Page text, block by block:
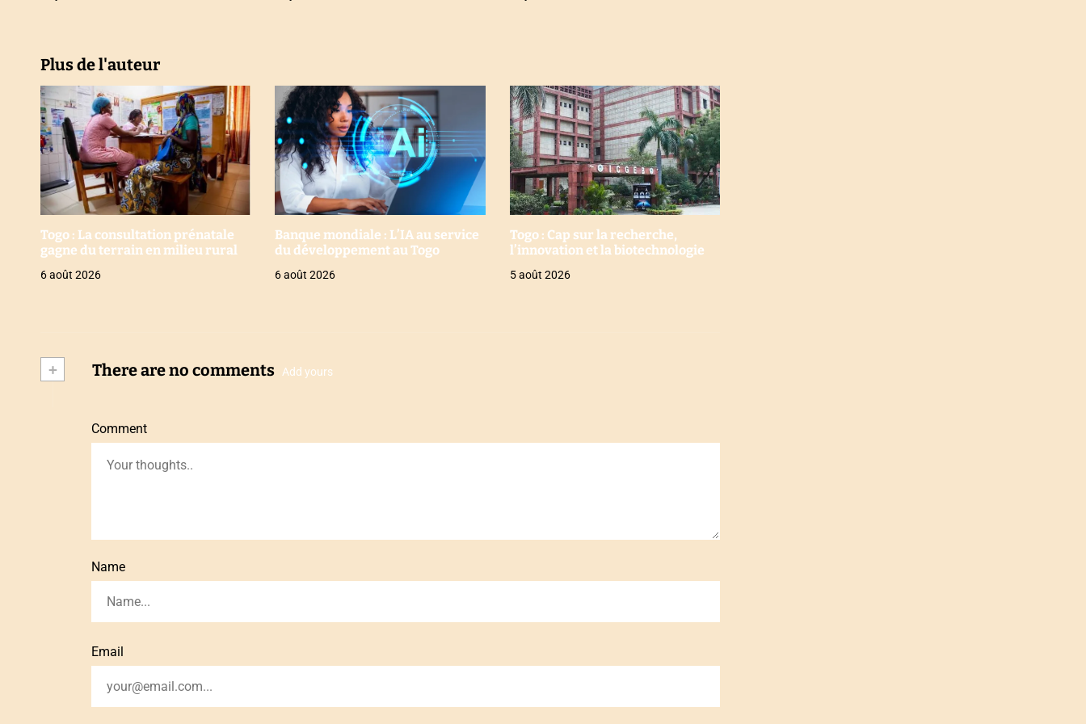
l
e
Plus de l'auteur
Togo : La consultation prénatale
gagne du terrain en milieu rural
6 août 2026
Banque mondiale : L’IA au service
du développement au Togo
6 août 2026
Togo : Cap sur la recherche,
l’innovation et la biotechnologie
5 août 2026
+ There are no comments Add yours
Comment
Name
Email